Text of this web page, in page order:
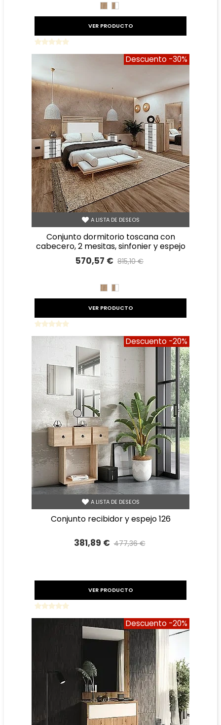
ROBLEROBLE
VER PRODUCTO
Descuento -30%
A LISTA DE DESEOS
conjunto dormitorio toscana con
cabecero, 2 mesitas, sinfonier y espejo
570,57 € 815,10 €
ROBLEROBLE
VER PRODUCTO
Descuento -20%
A LISTA DE DESEOS
conjunto recibidor y espejo 126
381,89 € 477,36 €
VER PRODUCTO
Descuento -20%